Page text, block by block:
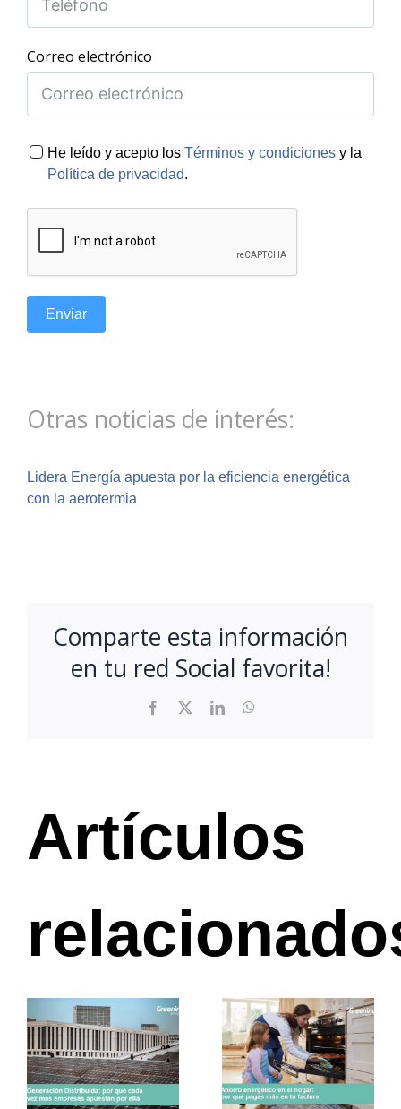
Correo electrónico
He leído y acepto los Términos y condiciones y la
Política de privacidad.
Enviar
Otras noticias de interés:
Lidera Energía apuesta por la eficiencia energética
con la aerotermia
Comparte esta información
en tu red Social favorita!
Facebook LinkedIn
Artículos